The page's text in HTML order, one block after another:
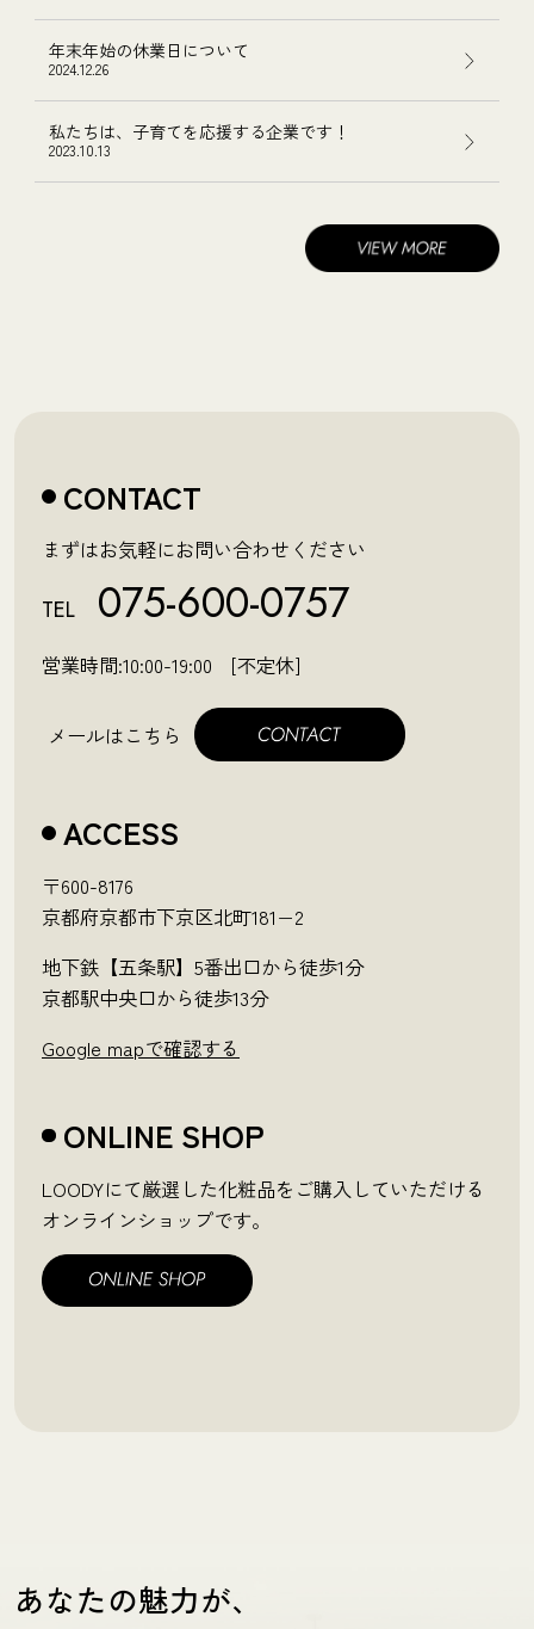
年末年始の休業日について
2024.12.26
私たちは、子育てを応援する企業です！
2023.10.13
CONTACT
まずはお気軽にお問い合わせください
TEL 075-600-0757
営業時間:10:00-19:00 [不定休]
メールはこちら
ACCESS
〒600-8176
京都府京都市下京区北町181−2
地下鉄【五条駅】5番出口から徒歩1分
京都駅中央口から徒歩13分
Google mapで確認する
ONLINE SHOP
LOODYにて厳選した化粧品をご購入していただける
オンラインショップです。
あなたの魅力が、